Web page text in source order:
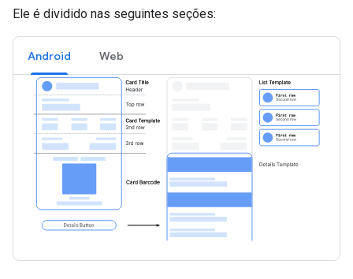
Ele é dividido nas seguintes seções:
Android Web